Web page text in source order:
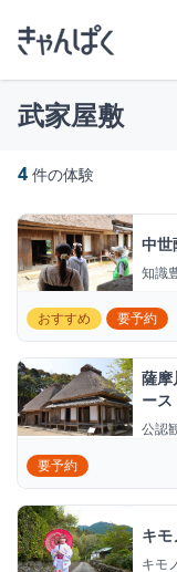
武家屋敷
4 件の体験
中世
知識
おすすめ 要予約
薩摩
ース
公認
要予約
キモ
キモ